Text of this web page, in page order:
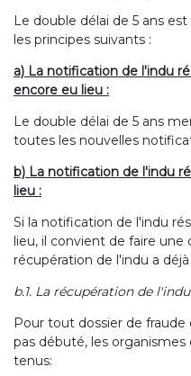
Le double délai de 5 ans
les principes suivants :
a) La notification de l'indu
encore eu lieu :
Le double délai de 5 ans
toutes les nouvelles
b) La notification de l'indu
lieu :
Si la notification de l'indu
lieu, il convient de faire une
récupération de l'indu a
b.1. La récupération de
Pour tout dossier de
pas débuté, les
tenus: